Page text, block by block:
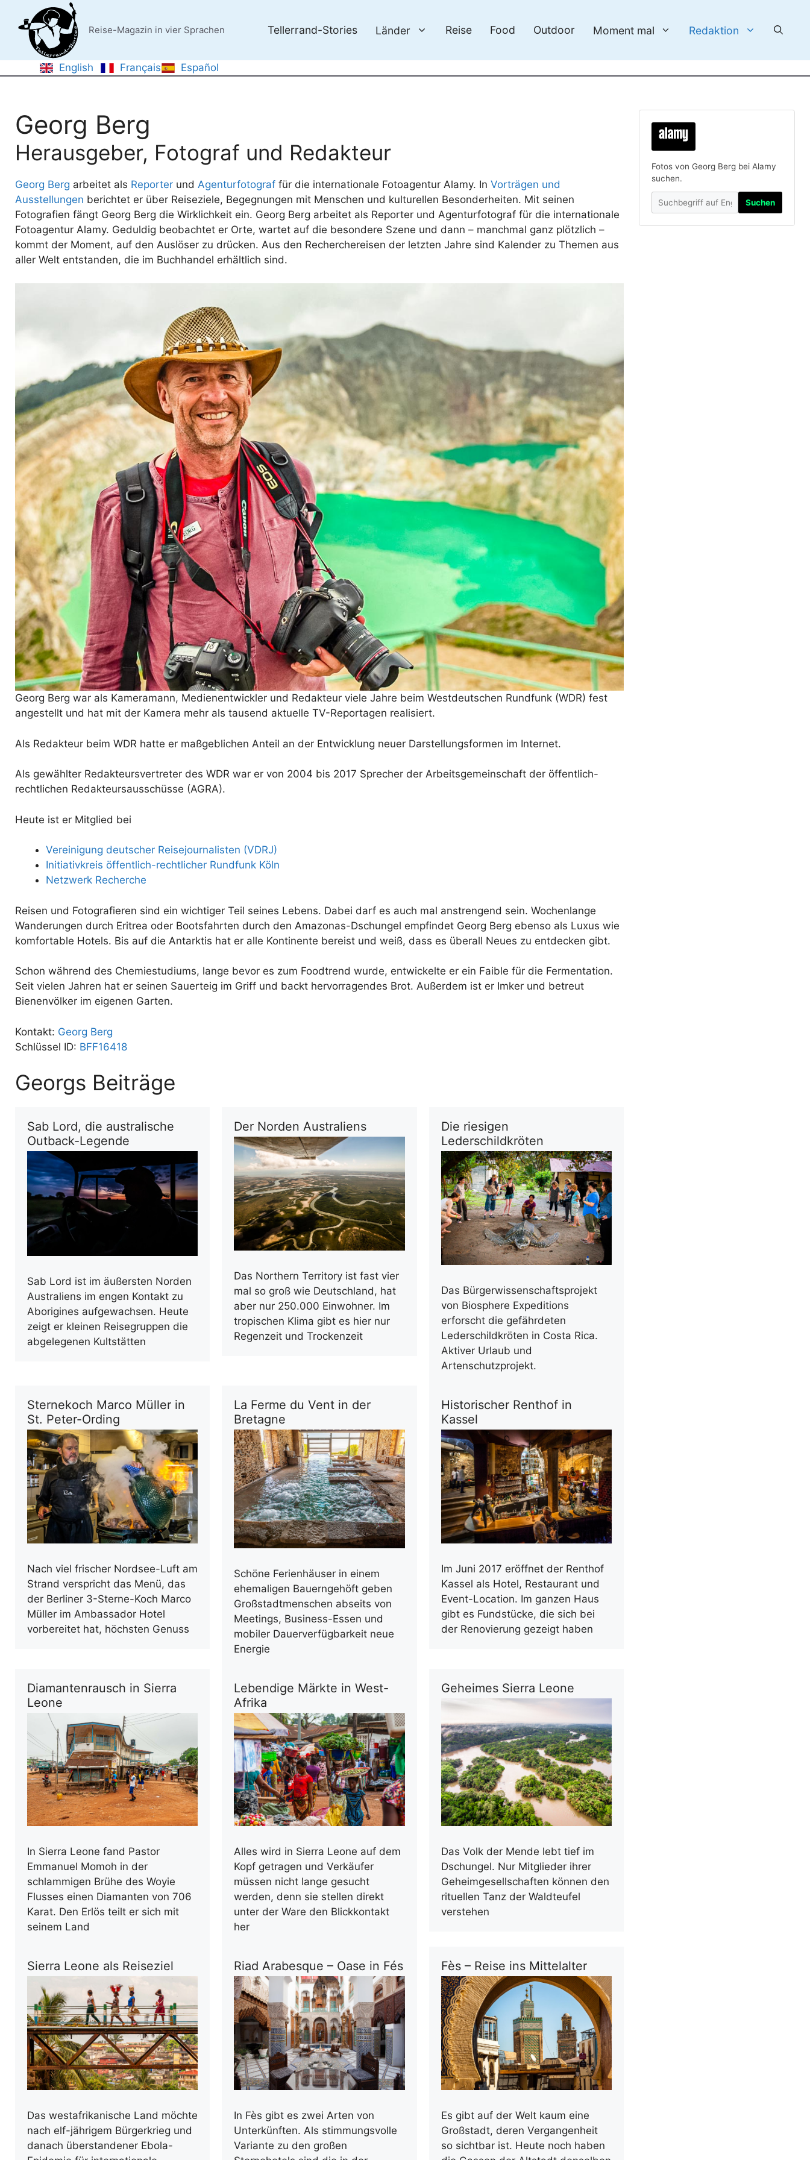
Inhalt
springen
Reise-Magazin in vier Sprachen Tellerrand-Stories Länder Reise Food Outdoor Moment mal Redaktion
English Français Español
Georg Berg
Herausgeber, Fotograf und Redakteur
Georg Berg arbeitet als Reporter und Agenturfotograf für die internationale Fotoagentur Alamy. In Vorträgen und
Ausstellungen berichtet er über Reiseziele, Begegnungen mit Menschen und kulturellen Besonderheiten. Mit seinen
Fotografien fängt Georg Berg die Wirklichkeit ein. Georg Berg arbeitet als Reporter und Agenturfotograf für die internationale
Fotoagentur Alamy. Geduldig beobachtet er Orte, wartet auf die besondere Szene und dann – manchmal ganz plötzlich –
kommt der Moment, auf den Auslöser zu drücken. Aus den Recherchereisen der letzten Jahre sind Kalender zu Themen aus
aller Welt entstanden, die im Buchhandel erhältlich sind.
Georg Berg war als Kameramann, Medienentwickler und Redakteur viele Jahre beim Westdeutschen Rundfunk (WDR) fest
angestellt und hat mit der Kamera mehr als tausend aktuelle TV-Reportagen realisiert.
Als Redakteur beim WDR hatte er maßgeblichen Anteil an der Entwicklung neuer Darstellungsformen im Internet.
Als gewählter Redakteursvertreter des WDR war er von 2004 bis 2017 Sprecher der Arbeitsgemeinschaft der öffentlich-
rechtlichen Redakteursausschüsse (AGRA).
Heute ist er Mitglied bei
Vereinigung deutscher Reisejournalisten (VDRJ)
Initiativkreis öffentlich-rechtlicher Rundfunk Köln
Netzwerk Recherche
Reisen und Fotografieren sind ein wichtiger Teil seines Lebens. Dabei darf es auch mal anstrengend sein. Wochenlange
Wanderungen durch Eritrea oder Bootsfahrten durch den Amazonas-Dschungel empfindet Georg Berg ebenso als Luxus wie
komfortable Hotels. Bis auf die Antarktis hat er alle Kontinente bereist und weiß, dass es überall Neues zu entdecken gibt.
Schon während des Chemiestudiums, lange bevor es zum Foodtrend wurde, entwickelte er ein Faible für die Fermentation.
Seit vielen Jahren hat er seinen Sauerteig im Griff und backt hervorragendes Brot. Außerdem ist er Imker und betreut
Bienenvölker im eigenen Garten.
Kontakt: Georg Berg
Schlüssel ID: BFF16418
Georgs Beiträge
Sab Lord, die australische
Outback-Legende
Sab Lord ist im äußersten Norden
Australiens im engen Kontakt zu
Aborigines aufgewachsen. Heute
zeigt er kleinen Reisegruppen die
abgelegenen Kultstätten
Der Norden Australiens
Das Northern Territory ist fast vier
mal so groß wie Deutschland, hat
aber nur 250.000 Einwohner. Im
tropischen Klima gibt es hier nur
Regenzeit und Trockenzeit
Die riesigen
Lederschildkröten
Das Bürgerwissenschaftsprojekt
von Biosphere Expeditions
erforscht die gefährdeten
Lederschildkröten in Costa Rica.
Aktiver Urlaub und
Artenschutzprojekt.
Sternekoch Marco Müller in
St. Peter-Ording
Nach viel frischer Nordsee-Luft am
Strand verspricht das Menü, das
der Berliner 3-Sterne-Koch Marco
Müller im Ambassador Hotel
vorbereitet hat, höchsten Genuss
La Ferme du Vent in der
Bretagne
Schöne Ferienhäuser in einem
ehemaligen Bauerngehöft geben
Großstadtmenschen abseits von
Meetings, Business-Essen und
mobiler Dauerverfügbarkeit neue
Energie
Historischer Renthof in
Kassel
Im Juni 2017 eröffnet der Renthof
Kassel als Hotel, Restaurant und
Event-Location. Im ganzen Haus
gibt es Fundstücke, die sich bei
der Renovierung gezeigt haben
Diamantenrausch in Sierra
Leone
In Sierra Leone fand Pastor
Emmanuel Momoh in der
schlammigen Brühe des Woyie
Flusses einen Diamanten von 706
Karat. Den Erlös teilt er sich mit
seinem Land
Lebendige Märkte in West-
Afrika
Alles wird in Sierra Leone auf dem
Kopf getragen und Verkäufer
müssen nicht lange gesucht
werden, denn sie stellen direkt
unter der Ware den Blickkontakt
her
Geheimes Sierra Leone
Das Volk der Mende lebt tief im
Dschungel. Nur Mitglieder ihrer
Geheimgesellschaften können den
rituellen Tanz der Waldteufel
verstehen
Sierra Leone als Reiseziel
Das westafrikanische Land möchte
nach elf-jährigem Bürgerkrieg und
danach überstandener Ebola-
Riad Arabesque – Oase in Fés
In Fès gibt es zwei Arten von
Unterkünften. Als stimmungsvolle
Variante zu den großen
Fès – Reise ins Mittelalter
Es gibt auf der Welt kaum eine
Großstadt, deren Vergangenheit
so sichtbar ist. Heute noch haben
Fotos von Georg Berg bei Alamy
suchen.
Suchen